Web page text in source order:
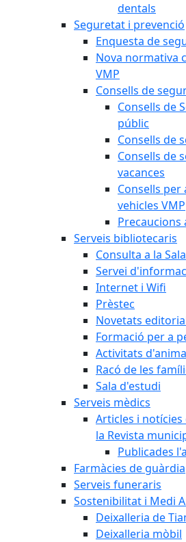
dentals
Seguretat i prevenció
Enquesta de
Nova normativa
VMP
Consells de
Consells de
públic
Consells de
Consells de
vacances
Consells per
vehicles VMP
Serveis bibliotecaris
Consulta a la Sala
Servei
Internet i Wifi
Prèstec
Novetats
Formació per a
Activitats
Racó de les
Sala d'estudi
Serveis mèdics
Articles i notícies
la Revista
Publicades
Farmàcies de guàrdia
Serveis funeraris
Sostenibilitat i Medi
Deixalleria de
Deixalleria mòbil